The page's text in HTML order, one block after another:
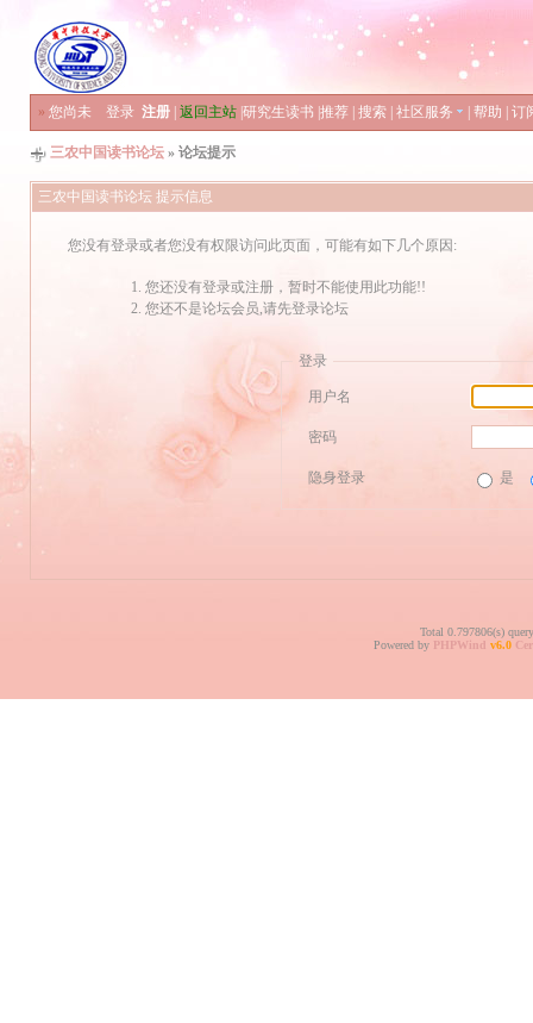
» 您尚未 登录 注册 返回主站 研究生读书 推荐 搜索 社区服务 帮助 订
三农中国读书论坛 » 论坛提示
三农中国读书论坛 提示信息
您没有登录或者您没有权限访问此页面，可能有如下几个原因:
您还没有登录或注册，暂时不能使用此功能!!
您还不是论坛会员,请先登录论坛
登录
用户名
密码
隐身登录 是
Total 0.797806(s)
Powered by PHPWind v6.0